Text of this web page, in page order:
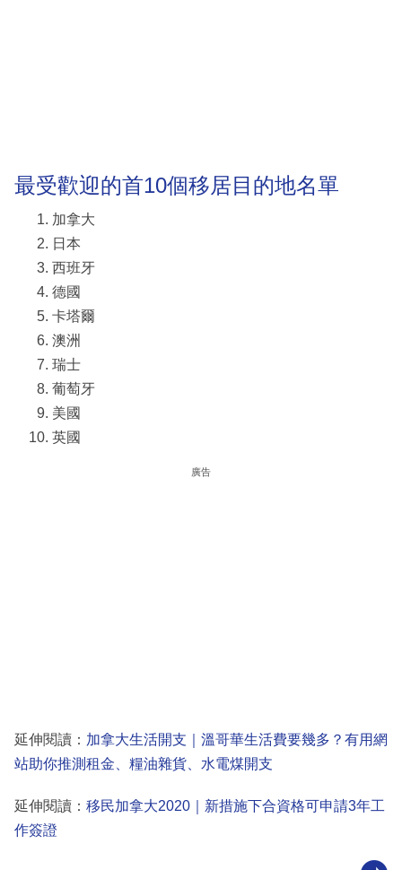
最受歡迎的首10個移居目的地名單
加拿大
日本
西班牙
德國
卡塔爾
澳洲
瑞士
葡萄牙
美國
英國
廣告
延伸閱讀： 加拿大生活開支｜溫哥華生活費要幾多？有用網
站助你推測租金、糧油雜貨、水電煤開支
延伸閱讀： 移民加拿大2020｜新措施下合資格可申請3年工
作簽證